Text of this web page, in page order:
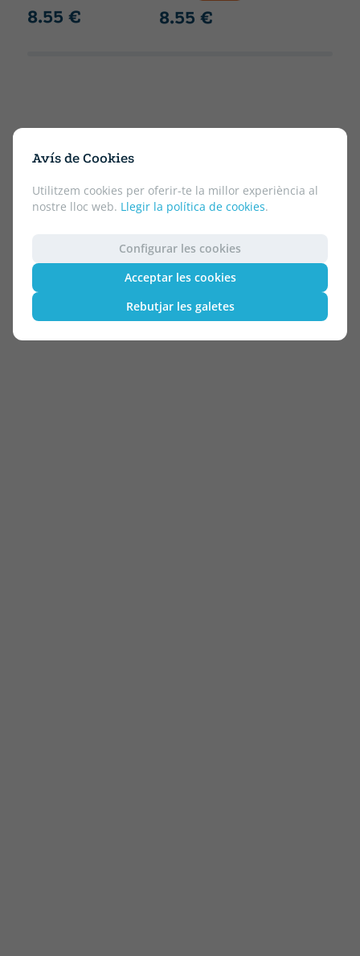
Avís de Cookies
Utilitzem cookies per oferir-te la millor experiència al
nostre lloc web. Llegir la política de cookies.
Configurar les cookies
Acceptar les cookies
Rebutjar les galetes
8.55 € 8.55 €